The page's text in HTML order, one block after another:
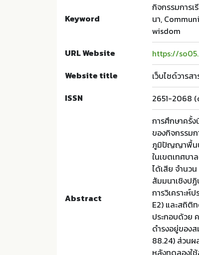
Keyword
กิจกรรมการ
นา,
wisdom
URL Website
https://
Website title
เว็บไซด์วารส
ISSN
2651-2068
Abstract
การศึกษาครั้
ของกิจกรรมก
ภูมิปัญญาพื้นบ้
ในเขตเทศบา
ได้เสีย จำนว
สัมมนาเชิงป
การวิเคราะห์
E2) และสถิติ
ประกอบด้วย
ดำรงอยู่ของ
88.24) ส่วน